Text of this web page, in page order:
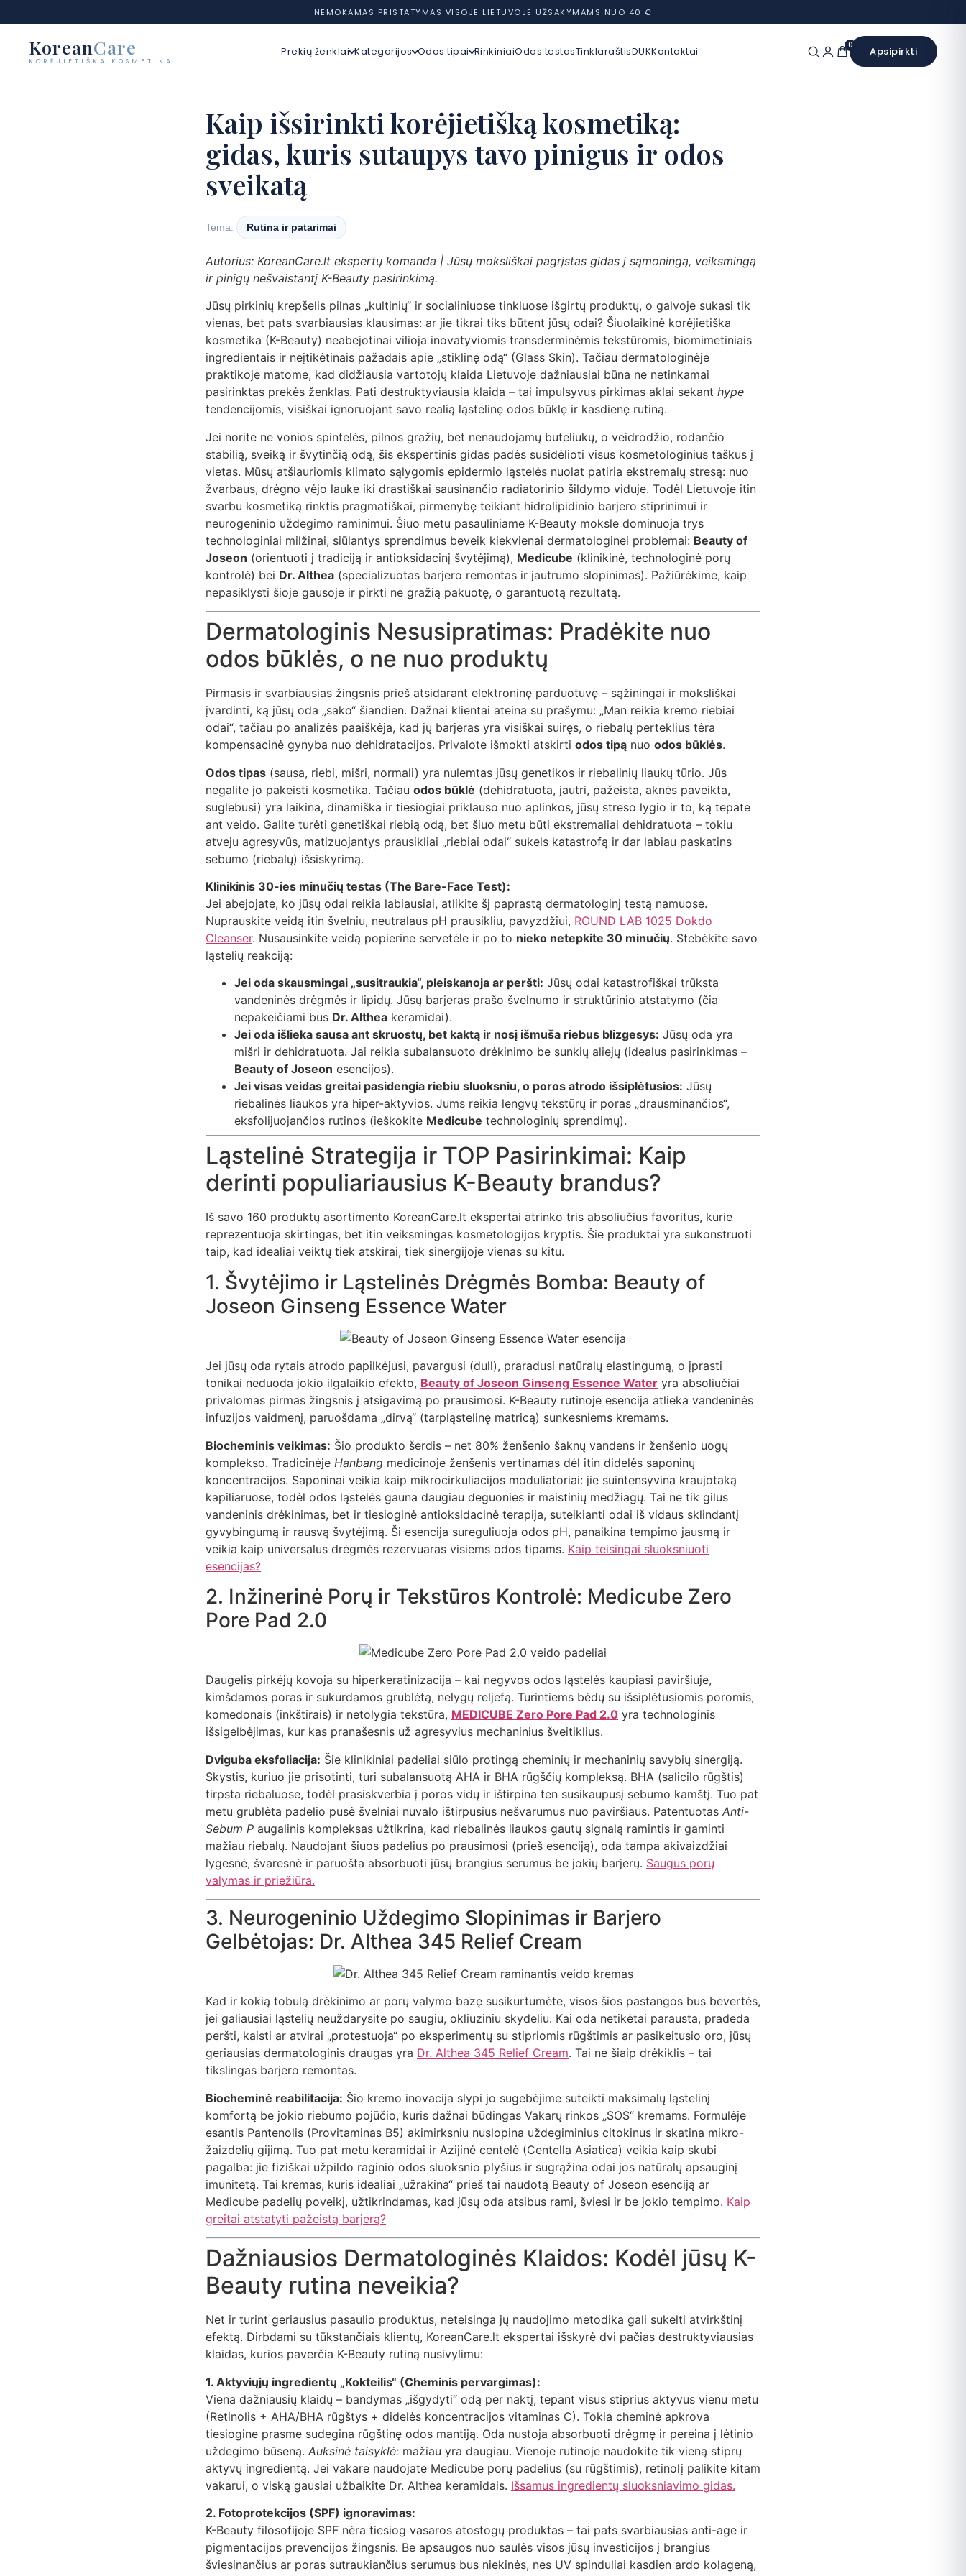
NEMOKAMAS PRISTATYMAS VISOJE LIETUVOJE UŽSAKYMAMS NUO 40 €
KoreanCare
KORĖJIETIŠKA KOSMETIKA
Prekių ženklai Kategorijos Odos tipai RinkiniaiOdos testasTinklaraštisDUKKontaktai 0 Apsipirkti
Kaip išsirinkti korėjietišką kosmetiką:
gidas, kuris sutaupys tavo pinigus ir odos
sveikatą
Tema: Rutina ir patarimai
Autorius: KoreanCare.lt ekspertų komanda | Jūsų moksliškai pagrįstas gidas į sąmoningą, veiksmingą
ir pinigų nešvaistantį K-Beauty pasirinkimą.
Jūsų pirkinių krepšelis pilnas „kultinių“ ir socialiniuose tinkluose išgirtų produktų, o galvoje sukasi tik
vienas, bet pats svarbiausias klausimas: ar jie tikrai tiks būtent jūsų odai? Šiuolaikinė korėjietiška
kosmetika (K-Beauty) neabejotinai vilioja inovatyviomis transderminėmis tekstūromis, biomimetiniais
ingredientais ir neįtikėtinais pažadais apie „stiklinę odą“ (Glass Skin). Tačiau dermatologinėje
praktikoje matome, kad didžiausia vartotojų klaida Lietuvoje dažniausiai būna ne netinkamai
pasirinktas prekės ženklas. Pati destruktyviausia klaida – tai impulsyvus pirkimas aklai sekant hype
tendencijomis, visiškai ignoruojant savo realią ląstelinę odos būklę ir kasdienę rutiną.
Jei norite ne vonios spintelės, pilnos gražių, bet nenaudojamų buteliukų, o veidrodžio, rodančio
stabilią, sveiką ir švytinčią odą, šis ekspertinis gidas padės susidėlioti visus kosmetologinius taškus į
vietas. Mūsų atšiauriomis klimato sąlygomis epidermio ląstelės nuolat patiria ekstremalų stresą: nuo
žvarbaus, drėgno vėjo lauke iki drastiškai sausinančio radiatorinio šildymo viduje. Todėl Lietuvoje itin
svarbu kosmetiką rinktis pragmatiškai, pirmenybę teikiant hidrolipidinio barjero stiprinimui ir
neurogeninio uždegimo raminimui. Šiuo metu pasauliniame K-Beauty moksle dominuoja trys
technologiniai milžinai, siūlantys sprendimus beveik kiekvienai dermatologinei problemai: Beauty of
Joseon (orientuoti į tradiciją ir antioksidacinį švytėjimą), Medicube (klinikinė, technologinė porų
kontrolė) bei Dr. Althea (specializuotas barjero remontas ir jautrumo slopinimas). Pažiūrėkime, kaip
nepasiklysti šioje gausoje ir pirkti ne gražią pakuotę, o garantuotą rezultatą.
Dermatologinis Nesusipratimas: Pradėkite nuo
odos būklės, o ne nuo produktų
Pirmasis ir svarbiausias žingsnis prieš atsidarant elektroninę parduotuvę – sąžiningai ir moksliškai
įvardinti, ką jūsų oda „sako“ šiandien. Dažnai klientai ateina su prašymu: „Man reikia kremo riebiai
odai“, tačiau po analizės paaiškėja, kad jų barjeras yra visiškai suiręs, o riebalų perteklius tėra
kompensacinė gynyba nuo dehidratacijos. Privalote išmokti atskirti odos tipą nuo odos būklės.
Odos tipas (sausa, riebi, mišri, normali) yra nulemtas jūsų genetikos ir riebalinių liaukų tūrio. Jūs
negalite jo pakeisti kosmetika. Tačiau odos būklė (dehidratuota, jautri, pažeista, aknės paveikta,
suglebusi) yra laikina, dinamiška ir tiesiogiai priklauso nuo aplinkos, jūsų streso lygio ir to, ką tepate
ant veido. Galite turėti genetiškai riebią odą, bet šiuo metu būti ekstremaliai dehidratuota – tokiu
atveju agresyvūs, matizuojantys prausikliai „riebiai odai“ sukels katastrofą ir dar labiau paskatins
sebumo (riebalų) išsiskyrimą.
Klinikinis 30-ies minučių testas (The Bare-Face Test):
Jei abejojate, ko jūsų odai reikia labiausiai, atlikite šį paprastą dermatologinį testą namuose.
Nuprauskite veidą itin švelniu, neutralaus pH prausikliu, pavyzdžiui, ROUND LAB 1025 Dokdo
Cleanser. Nusausinkite veidą popierine servetėle ir po to nieko netepkite 30 minučių. Stebėkite savo
ląstelių reakciją:
Jei oda skausmingai „susitraukia“, pleiskanoja ar peršti: Jūsų odai katastrofiškai trūksta
vandeninės drėgmės ir lipidų. Jūsų barjeras prašo švelnumo ir struktūrinio atstatymo (čia
nepakeičiami bus Dr. Althea keramidai).
Jei oda išlieka sausa ant skruostų, bet kaktą ir nosį išmuša riebus blizgesys: Jūsų oda yra
mišri ir dehidratuota. Jai reikia subalansuoto drėkinimo be sunkių aliejų (idealus pasirinkimas –
Beauty of Joseon esencijos).
Jei visas veidas greitai pasidengia riebiu sluoksniu, o poros atrodo išsiplėtusios: Jūsų
riebalinės liaukos yra hiper-aktyvios. Jums reikia lengvų tekstūrų ir poras „drausminančios“,
eksfolijuojančios rutinos (ieškokite Medicube technologinių sprendimų).
Ląstelinė Strategija ir TOP Pasirinkimai: Kaip
derinti populiariausius K-Beauty brandus?
Iš savo 160 produktų asortimento KoreanCare.lt ekspertai atrinko tris absoliučius favoritus, kurie
reprezentuoja skirtingas, bet itin veiksmingas kosmetologijos kryptis. Šie produktai yra sukonstruoti
taip, kad idealiai veiktų tiek atskirai, tiek sinergijoje vienas su kitu.
1. Švytėjimo ir Ląstelinės Drėgmės Bomba: Beauty of
Joseon Ginseng Essence Water
Jei jūsų oda rytais atrodo papilkėjusi, pavargusi (dull), praradusi natūralų elastingumą, o įprasti
tonikai neduoda jokio ilgalaikio efekto, Beauty of Joseon Ginseng Essence Water yra absoliučiai
privalomas pirmas žingsnis į atsigavimą po prausimosi. K-Beauty rutinoje esencija atlieka vandeninės
infuzijos vaidmenį, paruošdama „dirvą“ (tarpląstelinę matricą) sunkesniems kremams.
Biocheminis veikimas: Šio produkto šerdis – net 80% ženšenio šaknų vandens ir ženšenio uogų
komplekso. Tradicinėje Hanbang medicinoje ženšenis vertinamas dėl itin didelės saponinų
koncentracijos. Saponinai veikia kaip mikrocirkuliacijos moduliatoriai: jie suintensyvina kraujotaką
kapiliaruose, todėl odos ląstelės gauna daugiau deguonies ir maistinių medžiagų. Tai ne tik gilus
vandeninis drėkinimas, bet ir tiesioginė antioksidacinė terapija, suteikianti odai iš vidaus sklindantį
gyvybingumą ir rausvą švytėjimą. Ši esencija sureguliuoja odos pH, panaikina tempimo jausmą ir
veikia kaip universalus drėgmės rezervuaras visiems odos tipams. Kaip teisingai sluoksniuoti
esencijas?
2. Inžinerinė Porų ir Tekstūros Kontrolė: Medicube Zero
Pore Pad 2.0
Daugelis pirkėjų kovoja su hiperkeratinizacija – kai negyvos odos ląstelės kaupiasi paviršiuje,
kimšdamos poras ir sukurdamos grublėtą, nelygų reljefą. Turintiems bėdų su išsiplėtusiomis poromis,
komedonais (inkštirais) ir netolygia tekstūra, MEDICUBE Zero Pore Pad 2.0 yra technologinis
išsigelbėjimas, kur kas pranašesnis už agresyvius mechaninius šveitiklius.
Dviguba eksfoliacija: Šie klinikiniai padeliai siūlo protingą cheminių ir mechaninių savybių sinergiją.
Skystis, kuriuo jie prisotinti, turi subalansuotą AHA ir BHA rūgščių kompleksą. BHA (salicilo rūgštis)
tirpsta riebaluose, todėl prasiskverbia į poros vidų ir ištirpina ten susikaupusį sebumo kamštį. Tuo pat
metu grublėta padelio pusė švelniai nuvalo ištirpusius nešvarumus nuo paviršiaus. Patentuotas Anti-
Sebum P augalinis kompleksas užtikrina, kad riebalinės liaukos gautų signalą ramintis ir gaminti
mažiau riebalų. Naudojant šiuos padelius po prausimosi (prieš esenciją), oda tampa akivaizdžiai
lygesnė, švaresnė ir paruošta absorbuoti jūsų brangius serumus be jokių barjerų. Saugus porų
valymas ir priežiūra.
3. Neurogeninio Uždegimo Slopinimas ir Barjero
Gelbėtojas: Dr. Althea 345 Relief Cream
Kad ir kokią tobulą drėkinimo ar porų valymo bazę susikurtumėte, visos šios pastangos bus bevertės,
jei galiausiai ląstelių neuždarysite po saugiu, okliuziniu skydeliu. Kai oda netikėtai parausta, pradeda
peršti, kaisti ar atvirai „protestuoja“ po eksperimentų su stipriomis rūgštimis ar pasikeitusio oro, jūsų
geriausias dermatologinis draugas yra Dr. Althea 345 Relief Cream. Tai ne šiaip drėkiklis – tai
tikslingas barjero remontas.
Biocheminė reabilitacija: Šio kremo inovacija slypi jo sugebėjime suteikti maksimalų ląstelinį
komfortą be jokio riebumo pojūčio, kuris dažnai būdingas Vakarų rinkos „SOS“ kremams. Formulėje
esantis Pantenolis (Provitaminas B5) akimirksniu nuslopina uždegiminius citokinus ir skatina mikro-
žaizdelių gijimą. Tuo pat metu keramidai ir Azijinė centelė (Centella Asiatica) veikia kaip skubi
pagalba: jie fiziškai užpildo raginio odos sluoksnio plyšius ir sugrąžina odai jos natūralų apsauginį
imunitetą. Tai kremas, kuris idealiai „užrakina“ prieš tai naudotą Beauty of Joseon esenciją ar
Medicube padelių poveikį, užtikrindamas, kad jūsų oda atsibus rami, šviesi ir be jokio tempimo. Kaip
greitai atstatyti pažeistą barjerą?
Dažniausios Dermatologinės Klaidos: Kodėl jūsų K-
Beauty rutina neveikia?
Net ir turint geriausius pasaulio produktus, neteisinga jų naudojimo metodika gali sukelti atvirkštinį
efektą. Dirbdami su tūkstančiais klientų, KoreanCare.lt ekspertai išskyrė dvi pačias destruktyviausias
klaidas, kurios paverčia K-Beauty rutiną nusivylimu:
1. Aktyviųjų ingredientų „Kokteilis“ (Cheminis pervargimas):
Viena dažniausių klaidų – bandymas „išgydyti“ odą per naktį, tepant visus stiprius aktyvus vienu metu
(Retinolis + AHA/BHA rūgštys + didelės koncentracijos vitaminas C). Tokia cheminė apkrova
tiesiogine prasme sudegina rūgštinę odos mantiją. Oda nustoja absorbuoti drėgmę ir pereina į lėtinio
uždegimo būseną. Auksinė taisyklė: mažiau yra daugiau. Vienoje rutinoje naudokite tik vieną stiprų
aktyvų ingredientą. Jei vakare naudojate Medicube porų padelius (su rūgštimis), retinolį palikite kitam
vakarui, o viską gausiai užbaikite Dr. Althea keramidais. Išsamus ingredientų sluoksniavimo gidas.
2. Fotoprotekcijos (SPF) ignoravimas:
K-Beauty filosofijoje SPF nėra tiesiog vasaros atostogų produktas – tai pats svarbiausias anti-age ir
pigmentacijos prevencijos žingsnis. Be apsaugos nuo saulės visos jūsų investicijos į brangius
šviesinančius ar poras sutraukiančius serumus bus niekinės, nes UV spinduliai kasdien ardo kolageną,